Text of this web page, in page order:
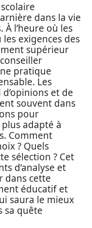
dans la vie
l’heure où les
exigences des
supérieur
pratique
Les
et de
souvent dans
pour
adapté à
Comment
? Quels
sélection ? Cet
d’analyse et
dans cette
éducatif et
saura le mieux
sa quête